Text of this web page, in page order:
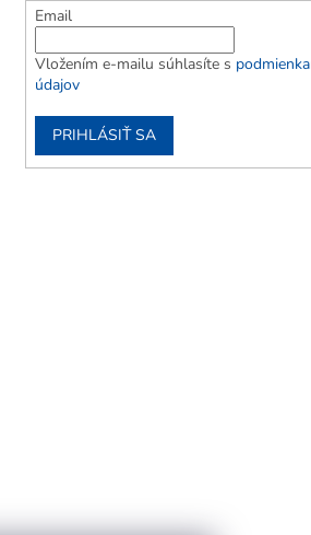
Email
Vložením e-mailu súhlasíte s
údajov
PRIHLÁSIŤ SA